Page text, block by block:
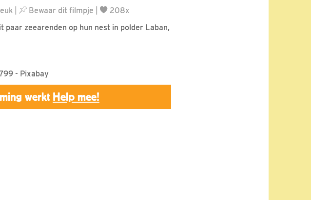
Bewaar dit filmpje
208x
zeearenden op hun nest in polder Laban,
- Pixabay
werkt Help mee!